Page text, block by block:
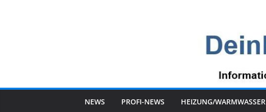
NEWS PROFI-NEWS HEIZUNG/WARMWASSER